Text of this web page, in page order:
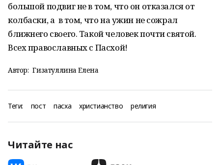
большой подвиг не в том, что он отказался от
колбаски, а в том, что на ужин не сожрал
ближнего своего. Такой человек почти святой.
Всех православных с Пасхой!
Автор: Гизатуллина Елена
Теги: пост пасха христианство религия
Читайте нас